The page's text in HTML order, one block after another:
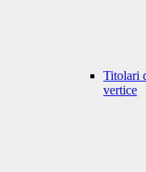
Titolari
vertice